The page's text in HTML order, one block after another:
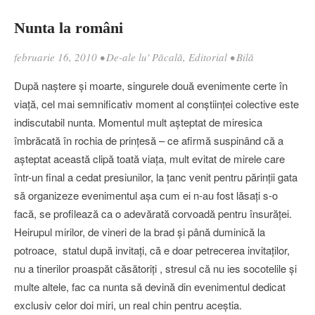
Nunta la români
februarie 16, 2010 •De-ale lu' Păcală, Editorial •Bilă
După naştere şi moarte, singurele două evenimente certe în
viaţă, cel mai semnificativ moment al conştiinţei colective este
indiscutabil nunta. Momentul mult aşteptat de miresica
îmbrăcată în rochia de prinţesă – ce afirmă suspinând că a
aşteptat această clipă toată viaţa, mult evitat de mirele care
într-un final a cedat presiunilor, la ţanc venit pentru părinţii gata
să organizeze evenimentul aşa cum ei n-au fost lăsaţi s-o
facă, se profilează ca o adevărată corvoadă pentru însurăţei.
Heirupul mirilor, de vineri de la brad şi până duminică la
potroace, statul după invitaţi, că e doar petrecerea invitaţilor,
nu a tinerilor proaspăt căsătoriţi , stresul că nu ies socotelile şi
multe altele, fac ca nunta să devină din evenimentul dedicat
exclusiv celor doi miri, un real chin pentru aceştia.